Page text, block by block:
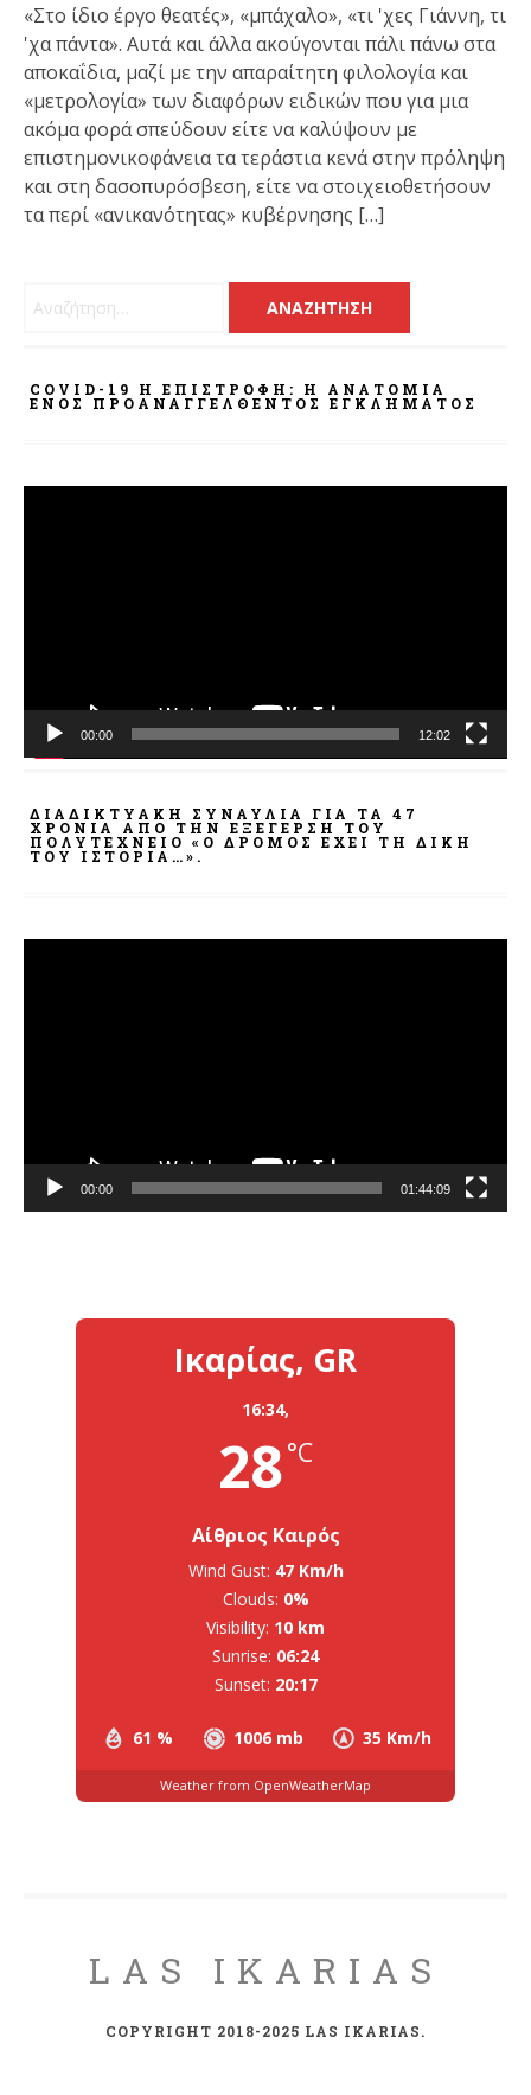
«Στο ίδιο έργο θεατές», «μπάχαλο», «τι 'χες Γιάννη, τι
'χα πάντα». Αυτά και άλλα ακούγονται πάλι πάνω στα
αποκαΐδια, μαζί με την απαραίτητη φιλολογία και
«μετρολογία» των διαφόρων ειδικών που για μια
ακόμα φορά σπεύδουν είτε να καλύψουν με
επιστημονικοφάνεια τα τεράστια κενά στην πρόληψη
και στη δασοπυρόσβεση, είτε να στοιχειοθετήσουν
τα περί «ανικανότητας» κυβέρνησης […]
Αναζήτηση για:
COVID-19 Η ΕΠΙΣΤΡΟΦΗ: Η ΑΝΑΤΟΜΊΑ
ΕΝΌΣ ΠΡΟΑΝΑΓΓΕΛΘΈΝΤΟΣ ΕΓΚΛΉΜΑΤΟΣ
00:00 12:02
ΔΙΑΔΙΚΤΥΑΚΉ ΣΥΝΑΥΛΊΑ ΓΙΑ ΤΑ 47
ΧΡΌΝΙΑ ΑΠΌ ΤΗΝ ΕΞΈΓΕΡΣΗ ΤΟΥ
ΠΟΛΥΤΕΧΝΕΊΟ «Ο ΔΡΌΜΟΣ ΈΧΕΙ ΤΗ ΔΙΚΉ
ΤΟΥ ΙΣΤΟΡΊΑ…».
00:00 01:44:09
Ικαρίας, GR
16:34,
28°C
Αίθριος Καιρός
61 % 1006 mb 35 Km/h
Wind Gust: 47 Km/h
Clouds: 0%
Visibility: 10 km
Sunrise: 06:24
Sunset: 20:17
Weather from OpenWeatherMap
LAS IKARIAS
COPYRIGHT 2018-2025 LAS IKARIAS.